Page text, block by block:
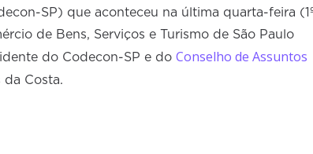
SP) que aconteceu na última quarta-feira
de Bens, Serviços e Turismo de São Paulo
do Codecon-SP e do Conselho de Assuntos
da Costa.